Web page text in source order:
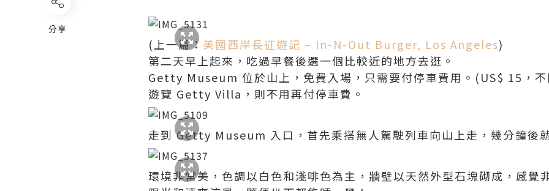
(上一篇： 美國西岸長征遊記 – In-N-Out Burger, Los Angeles)
第二天早上起來，吃過早餐後選一個比較近的地方去逛。
Getty Museum 位於山上，免費入場，只需要付停車費用。(US$ 15，
遊覽 Getty Villa，則不用再付停車費。
走到 Getty Museum 入口，首先乘搭無人駕駛列車向山上走，幾分鐘後
環境非常美，色調以白色和淺啡色為主，牆壁以天然外型石塊砌成，感覺
分享